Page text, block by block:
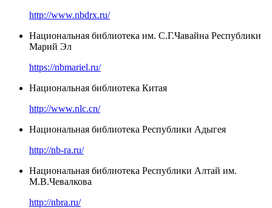
http://www.nbdrx.ru/
Национальная библиотека им. С.Г.Чавайна Республики
Марий Эл
https://nbmariel.ru/
Национальная библиотека Китая
http://www.nlc.cn/
Национальная библиотека Республики Адыгея
http://nb-ra.ru/
Национальная библиотека Республики Алтай им.
М.В.Чевалкова
http://nbra.ru/